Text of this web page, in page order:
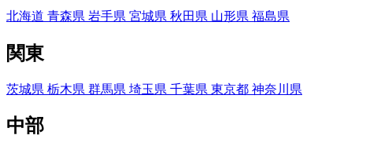
北海道 青森県 岩手県 宮城県 秋田県 山形県 福島県
関東
茨城県 栃木県 群馬県 埼玉県 千葉県 東京都 神奈川県
中部